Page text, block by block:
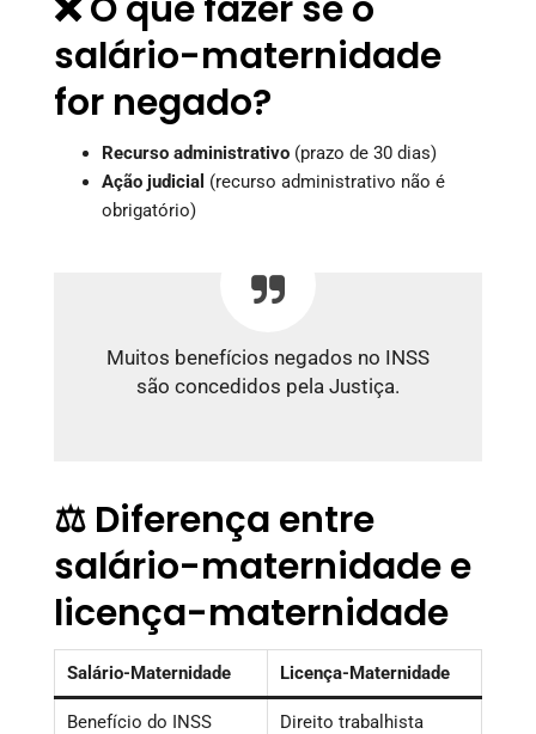
salário-maternidade
for negado?
Recurso administrativo (prazo de 30 dias)
Ação judicial (recurso administrativo não é
obrigatório)
Muitos benefícios negados no INSS
são concedidos pela Justiça.
⚖️ Diferença entre
salário-maternidade e
licença-maternidade
Salário-Maternidade Licença-Maternidade
Benefício do INSS Direito trabalhista